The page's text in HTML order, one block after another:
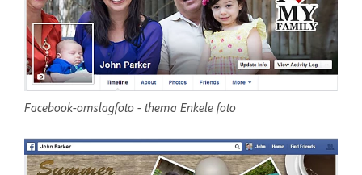
Facebook-omslagfoto - thema Enkele foto